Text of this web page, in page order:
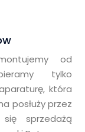
od
tylko
która
posłuży przez
sprzedażą